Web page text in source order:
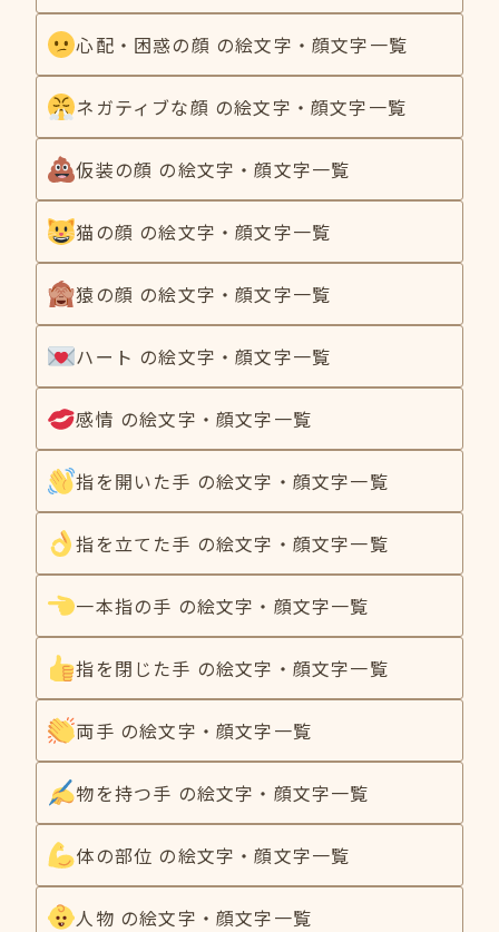
心配・困惑の顔 の絵文字・顔文字一覧
ネガティブな顔 の絵文字・顔文字一覧
仮装の顔 の絵文字・顔文字一覧
猫の顔 の絵文字・顔文字一覧
猿の顔 の絵文字・顔文字一覧
ハート の絵文字・顔文字一覧
感情 の絵文字・顔文字一覧
指を開いた手 の絵文字・顔文字一覧
指を立てた手 の絵文字・顔文字一覧
一本指の手 の絵文字・顔文字一覧
指を閉じた手 の絵文字・顔文字一覧
両手 の絵文字・顔文字一覧
物を持つ手 の絵文字・顔文字一覧
体の部位 の絵文字・顔文字一覧
人物 の絵文字・顔文字一覧